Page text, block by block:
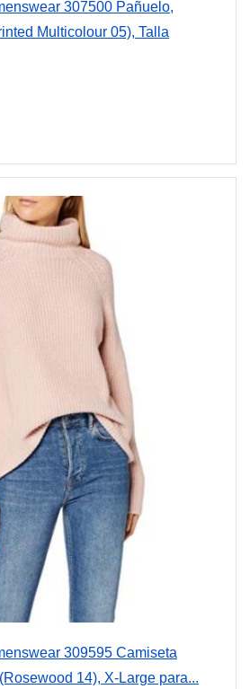
307500 Pañuelo,
Multicolour 05), Talla
309595 Camiseta
14), X-Large para...